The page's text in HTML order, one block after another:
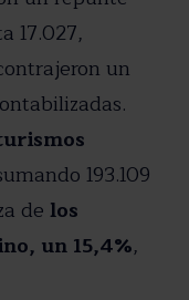
17.027,
un
193.109
de los
un 15,4%,